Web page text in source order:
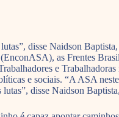
disse Naidson
as Frentes
e
e sociais. “A ASA
disse Naidson